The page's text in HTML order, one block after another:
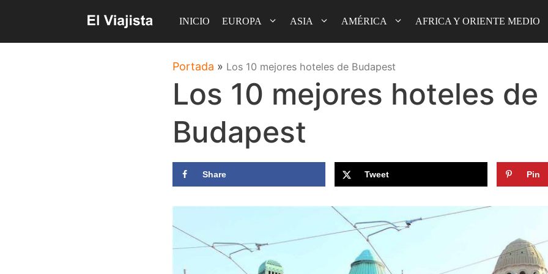
contenido
INICIO EUROPA ASIA AMÉRICA AFRICA Y ORIENTE MEDIO
Portada » Los 10 mejores hoteles de Budapest
Los 10 mejores hoteles de
Budapest
Share Tweet Pin